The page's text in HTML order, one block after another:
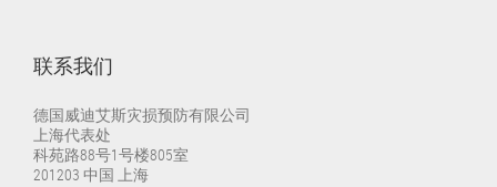
联系我们
德国威迪艾斯灾损预防有限公司
上海代表处
科苑路88号1号楼805室
201203 中国 上海